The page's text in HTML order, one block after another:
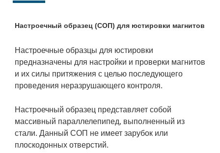
Настроечный образец (СОП) для юстировки магнитов
Настроечные образцы для юстировки
предназначены для настройки и проверки магнитов
и их силы притяжения с целью последующего
проведения неразрушающего контроля.
Настроечный образец представляет собой
массивный параллелепипед, выполненный из
стали. Данный СОП не имеет зарубок или
плоскодонных отверстий.